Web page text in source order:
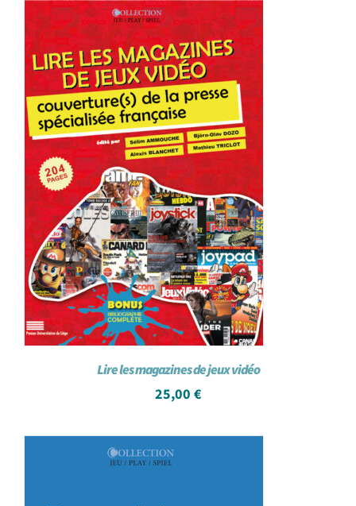
Lire les magazines de jeux vidéo
25,00 €